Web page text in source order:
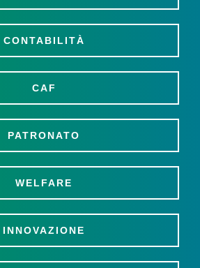
CONTABILITÀ
CAF
PATRONATO
WELFARE
INNOVAZIONE